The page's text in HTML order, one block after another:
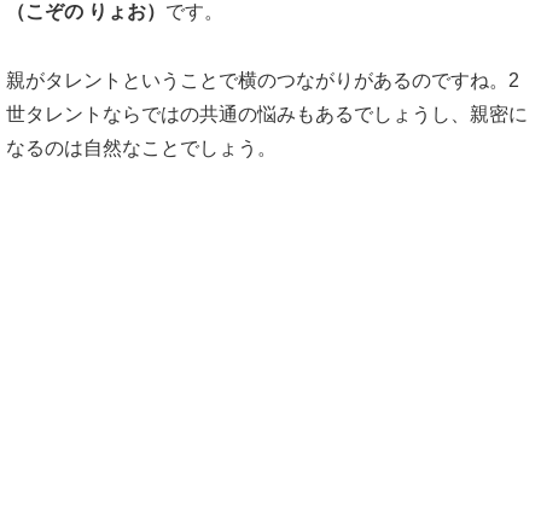
（こぞの りょお） です。
親がタレントということで横のつながりがあるのですね。2
世タレントならではの共通の悩みもあるでしょうし、親密に
なるのは自然なことでしょう。